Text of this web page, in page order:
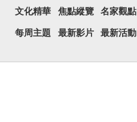
文化精華 焦點縱覽 名家觀點
每周主題 最新影片 最新活動